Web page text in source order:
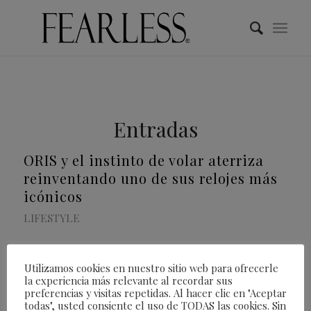
Entradas
ORIS y el instinto de volar aterriza
reinventando uno de sus relojes más
icónicos
LIFESTYLE
Orisha estado experimentando con el
bronce en sus relojes de buceo durante
Utilizamos cookies en nuestro sitio web para ofrecerle
la experiencia más relevante al recordar sus
preferencias y visitas repetidas. Al hacer clic en "Aceptar
todas", usted consiente el uso de TODAS las cookies. Sin